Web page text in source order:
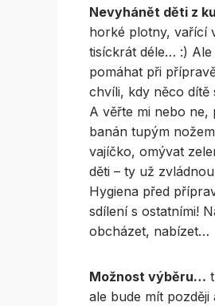
Nevyhánět děti z
horké plotny, vařící
tisíckrát déle… :) Ale
pomáhat při
chvíli, kdy něco dítě
A věřte mi nebo ne,
banán tupým
vajíčko, omývat
děti – ty už
Hygiena před
sdílení s ostatními!
obcházet, nabízet…
Možnost výběru…
ale bude mít